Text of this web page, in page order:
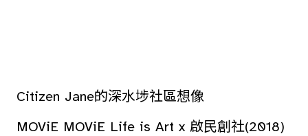
Citizen Jane的深水埗社區想像
MOViE MOViE Life is Art x 啟民創社(2018)